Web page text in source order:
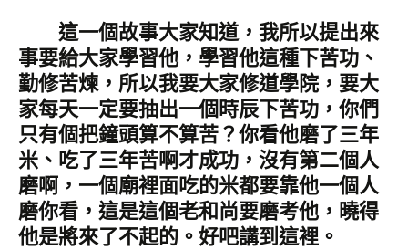
這一個故事大家知道，我所以提出來
事要給大家學習他，學習他這種下苦功、
勤修苦煉，所以我要大家修道學院，要大
家每天一定要抽出一個時辰下苦功，你們
只有個把鐘頭算不算苦？你看他磨了三年
米、吃了三年苦啊才成功，沒有第二個人
磨啊，一個廟裡面吃的米都要靠他一個人
磨你看，這是這個老和尚要磨考他，曉得
他是將來了不起的。好吧講到這裡。